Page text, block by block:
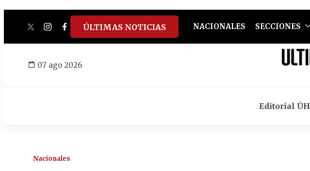
twitterinstagram
facebook
tiktokyoutube
spotify
ÚLTIMAS NOTICIAS NACIONALES SECCIONES
07 ago 2026
Editorial ÚH
Nacionales